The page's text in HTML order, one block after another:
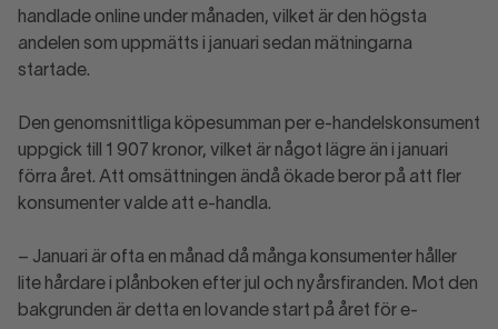
handlade online under månaden, vilket är den högsta
andelen som uppmätts i januari sedan mätningarna
startade.
Den genomsnittliga köpesumman per e-handelskonsument
uppgick till 1 907 kronor, vilket är något lägre än i januari
förra året. Att omsättningen ändå ökade beror på att fler
konsumenter valde att e-handla.
– Januari är ofta en månad då många konsumenter håller
lite hårdare i plånboken efter jul och nyårsfiranden. Mot den
bakgrunden är detta en lovande start på året för e-